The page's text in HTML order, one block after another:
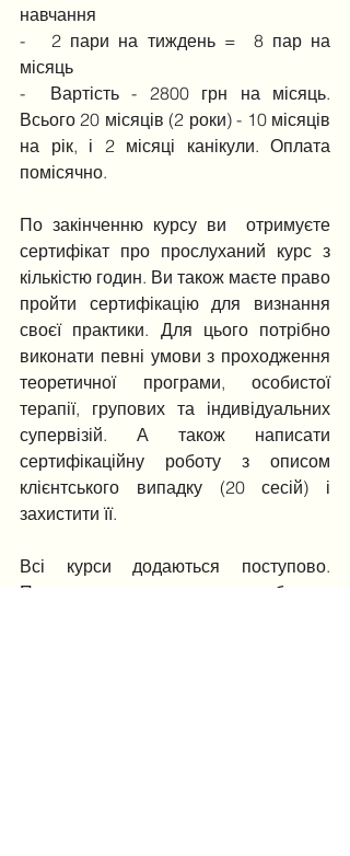
навчання
-   2 пари на тиждень =  8 пар на
місяць
-  Вартість - 2800 грн на місяць.
Всього 20 місяців (2 роки) - 10 місяців
на рік, і 2 місяці канікули. Оплата
помісячно.
По закінченню курсу ви  отримуєте
сертифікат про прослуханий курс з
кількістю годин. Ви також маєте право
пройти сертифікацію для визнання
своєї практики. Для цього потрібно
виконати певні умови з проходження
теоретичної програми, особистої
терапії, групових та індивідуальних
супервізій. А також написати
сертифікаційну роботу з описом
клієнтського випадку (20 сесій) і
захистити її.
Всі курси додаються поступово.
Програма дає не лише сильну базову